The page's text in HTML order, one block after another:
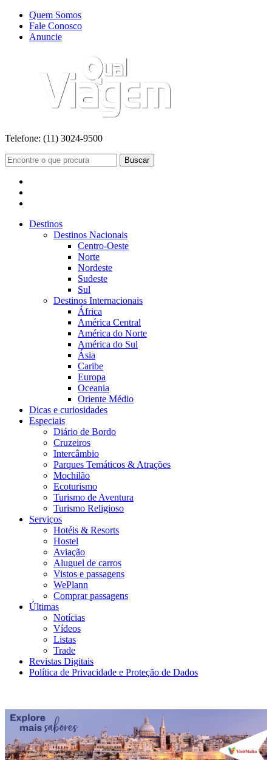
Quem Somos
Fale Conosco
Anuncie
Telefone: (11) 3024-9500
Buscar
Destinos
Destinos Nacionais
Centro-Oeste
Norte
Nordeste
Sudeste
Sul
Destinos Internacionais
África
América Central
América do Norte
América do Sul
Ásia
Caribe
Europa
Oceania
Oriente Médio
Dicas e curiosidades
Especiais
Diário de Bordo
Cruzeiros
Intercâmbio
Parques Temáticos & Atrações
Mochilão
Ecoturismo
Turismo de Aventura
Turismo Religioso
Serviços
Hotéis & Resorts
Hostel
Aviação
Aluguel de carros
Vistos e passagens
WePlann
Comprar passagens
Últimas
Notícias
Vídeos
Listas
Trade
Revistas Digitais
Política de Privacidade e Proteção de Dados